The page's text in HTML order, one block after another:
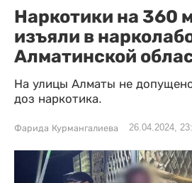
Наркотики на 360
изъяли в
Алматинской
На улицы Алматы не
доз наркотика.
Фарида Курмангалиева 26.04.2024,